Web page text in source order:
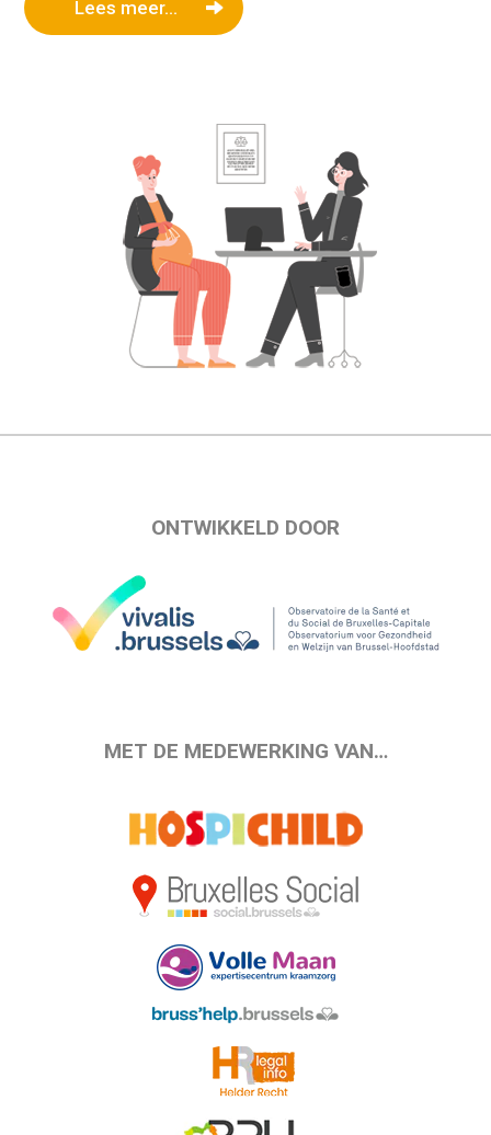
Lees meer...
ONTWIKKELD DOOR
MET DE MEDEWERKING VAN…